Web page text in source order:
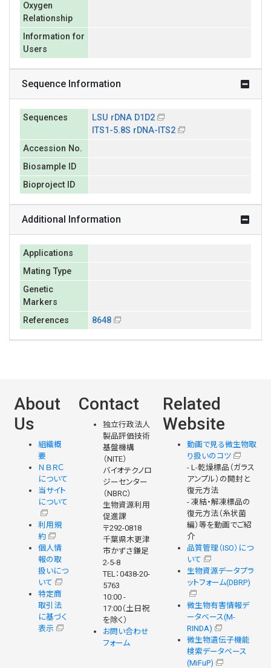
Oxygen
Relationship
Information for
Users
Sequence Information
Sequences
LSU rDNA D1D2
ITS1-5.8S rDNA-ITS2
Accession No.
Biosample ID
Bioproject ID
Additional Information
Applications
Mating Type
Genetic
Markers
References
8648
About
Us
組織概
要
ＮＢＲＣ
について
当サイト
について
利用規
約
個人情
報の取
扱いにつ
いて
特定商
取引法
に基づく
表示
Contact
独立行政法人
製品評価技術
基盤機構
（NITE）
バイオテクノロ
ジーセンター
（NBRC）
生物資源利用
促進課
〒292-0818
千葉県木更津
市かずさ鎌足
2-5-8
TEL：0438-20-
5763
10:00 -
17:00（土日祝
を除く）
お問い合わせ
フォーム
Related
Website
動画で見る微生物取
り扱いのコツ
- L-乾燥標品（ガラス
アンプル）の開封と
復元方法
- 凍結・解凍標品の
復元方法（糸状菌
編）等を動画でご紹
介
品質管理（ISO）につ
いて
生物資源データプラ
ットフォーム(DBRP)
微生物有害情報デ
ータベース(M-
RINDA)
微生物遺伝子機能
検索データベース
(MiFuP)